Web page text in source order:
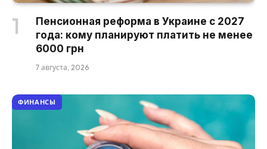
Пенсионная реформа в Украине с 2027
года: кому планируют платить не менее
6000 грн
7 августа, 2026
ФИНАНСЫ